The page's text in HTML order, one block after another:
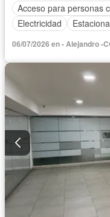
Acceso para personas
Electricidad
06/07/2026 en - Alejandro -